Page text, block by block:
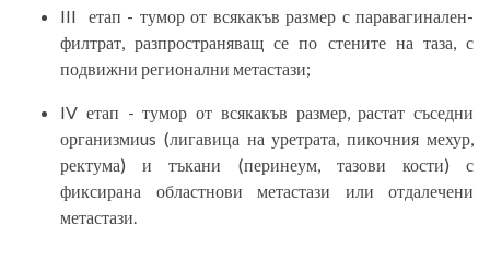
III
етап - тумор от всякакъв размер с паравагинален­
филтрат, разпространяващ се по стените на таза, с
подвижни регионални метастази;
IV етап - тумор от всякакъв размер, растат съседни
организми­us (лигавица на уретрата, пикочния мехур,
ректума) и тъкани (перинеум, тазови кости) с
фиксирана област­нови метастази или отдалечени
метастази.